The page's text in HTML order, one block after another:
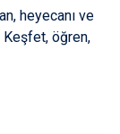
heyecanı ve
öğren,